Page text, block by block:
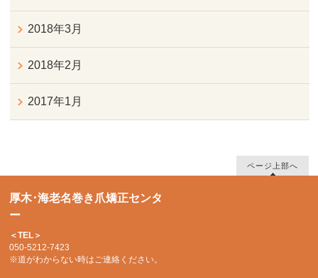
2018年3月
2018年2月
2017年1月
ページ上部へ
厚木･海老名巻き爪矯正センタ
ー
＜TEL＞
050-5212-7423
※道がわからない時はご連絡ください。